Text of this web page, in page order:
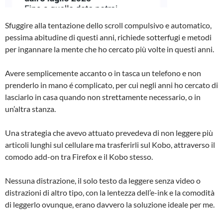
Sfuggire alla tentazione dello scroll compulsivo e automatico,
pessima abitudine di questi anni, richiede sotterfugi e metodi
per ingannare la mente che ho cercato più volte in questi anni.
Avere semplicemente accanto o in tasca un telefono e non
prenderlo in mano é complicato, per cui negli anni ho cercato di
lasciarlo in casa quando non strettamente necessario, o in
un’altra stanza.
Una strategia che avevo attuato prevedeva di non leggere più
articoli lunghi sul cellulare ma trasferirli sul Kobo, attraverso il
comodo add-on tra Firefox e il Kobo stesso.
Nessuna distrazione, il solo testo da leggere senza video o
distrazioni di altro tipo, con la lentezza dell’e-ink e la comodità
di leggerlo ovunque, erano davvero la soluzione ideale per me.